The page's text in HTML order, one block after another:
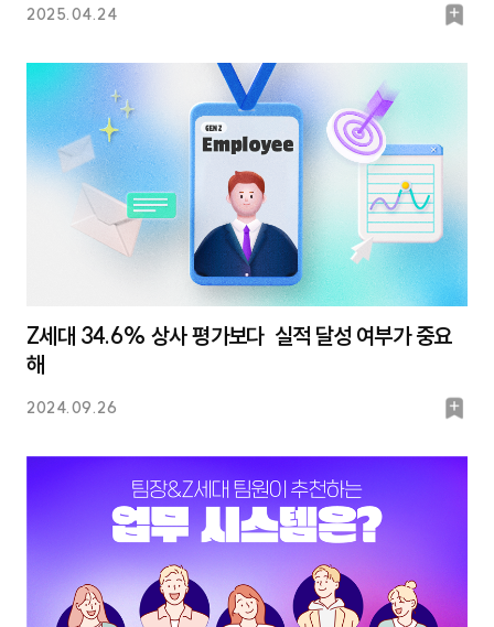
2025.04.24
북
Z세대 34.6% 상사 평가보다 실적 달성 여부가 중요
해
2024.09.26
북